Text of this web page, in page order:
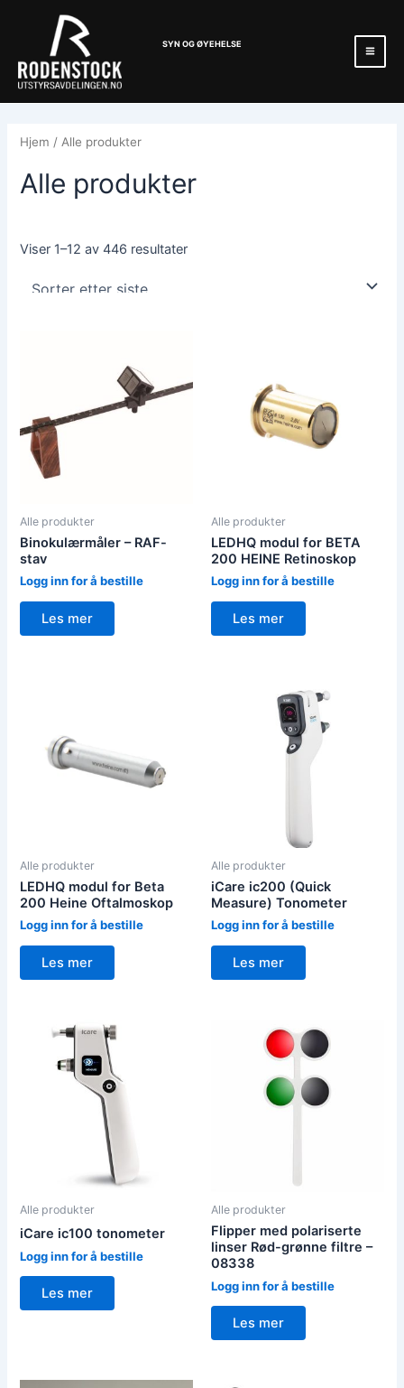
innholdet
SYN OG ØYEHELSE
Hjem / Alle produkter
Alle produkter
Viser 1–12 av 446 resultater
Alle produkter
Binokulærmåler – RAF-
stav
Logg inn for å bestille
Les mer
Alle produkter
LEDHQ modul for BETA
200 HEINE Retinoskop
Logg inn for å bestille
Les mer
Alle produkter
LEDHQ modul for Beta
200 Heine Oftalmoskop
Logg inn for å bestille
Les mer
Alle produkter
iCare ic200 (Quick
Measure) Tonometer
Logg inn for å bestille
Les mer
Alle produkter
iCare ic100 tonometer
Logg inn for å bestille
Les mer
Alle produkter
Flipper med polariserte
linser Rød-grønne filtre –
08338
Logg inn for å bestille
Les mer